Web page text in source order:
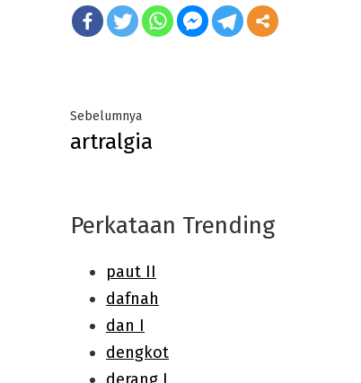
Post
navigation
SebelumnyaPrevious
post:
artralgia
Perkataan Trending